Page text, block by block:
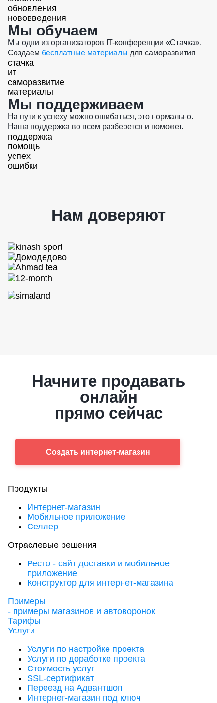
обновления
нововведения
Мы обучаем
Мы одни из организаторов IT-конференции «Стачка».
Создаем бесплатные материалы для саморазвития
стачка
ит
саморазвитие
материалы
Мы поддерживаем
На пути к успеху можно ошибаться, это нормально.
Наша поддержка во всем разберется и поможет.
поддержка
помощь
успех
ошибки
Нам доверяют
Начните продавать
онлайн
прямо сейчас
Создать интернет-магазин
Продукты
Интернет-магазин
Мобильное приложение
Селлер
Отраслевые решения
Ресто - сайт доставки и мобильное
приложение
Конструктор для интернет-магазина
Примеры
- примеры магазинов и автоворонок
Тарифы
Услуги
Услуги по настройке проекта
Услуги по доработке проекта
Стоимость услуг
SSL-сертификат
Переезд на Адвантшоп
Интернет-магазин под ключ